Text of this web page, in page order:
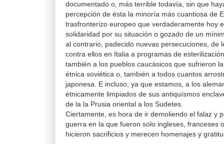
documentado o, más terrible todavía, sin que
percepción de ésta la minoría más cuantiosa de
trasfronterizo europeo que verdaderamente hoy
solidaridad por su situación o gozado de un
al contrario, padecido nuevas persecuciones, de
contra ellos en Italia a programas de
también a los pueblos caucásicos que sufrieron
étnica soviética o, también a todos cuantos
japonesa. E incluso, ya que estamos, a los
étnicamente limpiados de sus antiquísmos
de la la Prusia oriental a los Sudetes.
Ciertamente, es hora de ir demoliendo el falaz y
guerra en la que fueron solo ingleses, franceses
hicieron sacrificios y merecen homenajes y